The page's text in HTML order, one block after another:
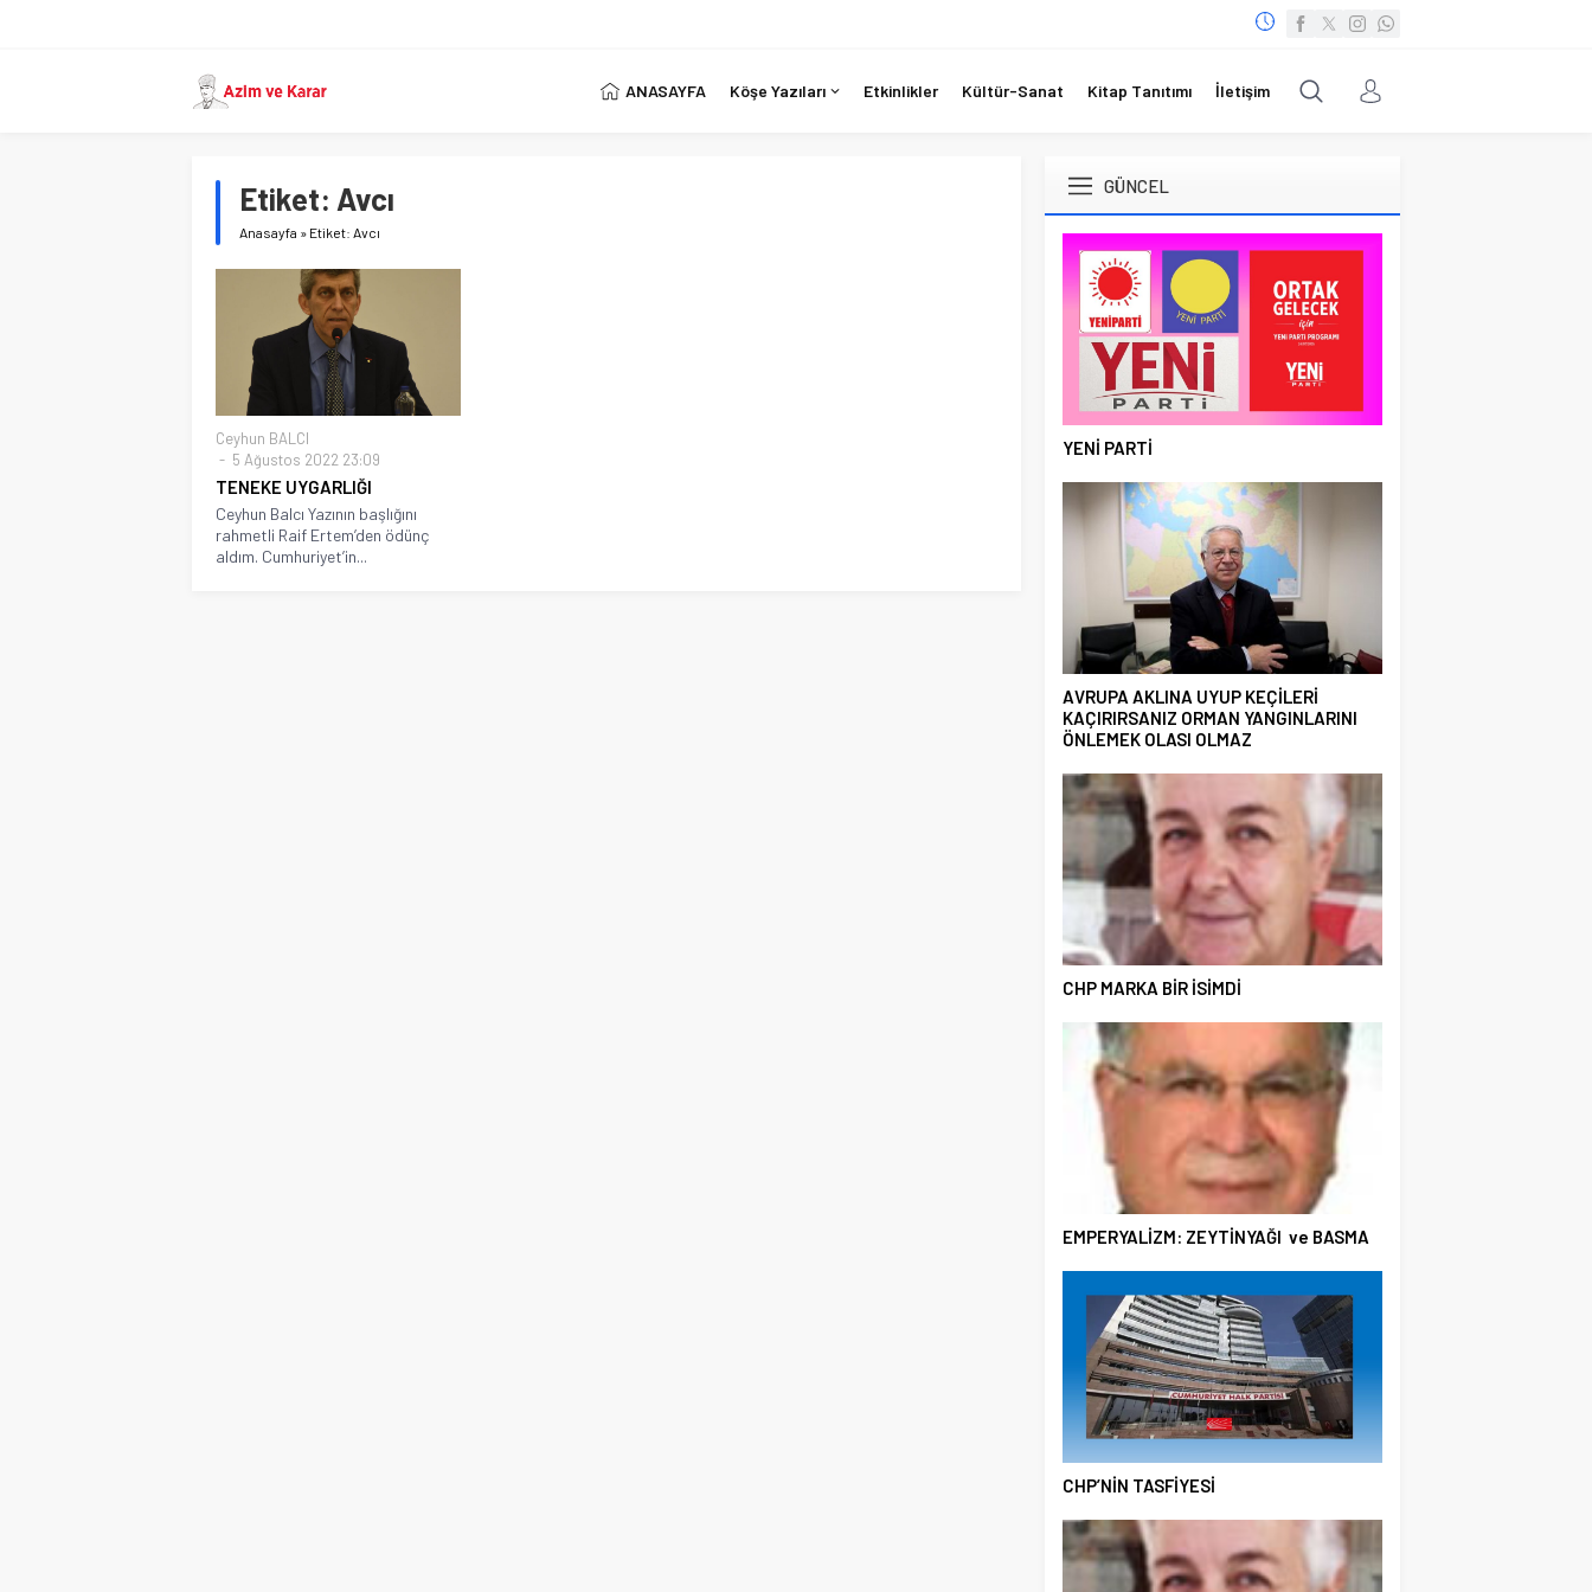
ANASAYFA Köşe Yazıları Etkinlikler Kültür-Sanat Kitap Tanıtımı İletişim
Etiket: Avcı
Anasayfa » Etiket: Avcı
Ceyhun BALCI
5 Ağustos 2022 23:09
TENEKE UYGARLIĞI
Ceyhun Balcı Yazının başlığını
rahmetli Raif Ertem’den ödünç
aldım. Cumhuriyet’in...
GÜNCEL
YENİ PARTİ
AVRUPA AKLINA UYUP KEÇİLERİ
KAÇIRIRSANIZ ORMAN YANGINLARINI
ÖNLEMEK OLASI OLMAZ
CHP MARKA BİR İSİMDİ
EMPERYALİZM: ZEYTİNYAĞI ve BASMA
CHP’NİN TASFİYESİ